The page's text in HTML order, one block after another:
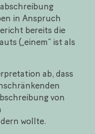
in Anspruch
bereits die
(„einem“ ist als
ab, dass
von
wollte.